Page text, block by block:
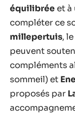
équilibrée et à
compléter ce
millepertuis, le
peuvent
compléments
sommeil) et
proposés par